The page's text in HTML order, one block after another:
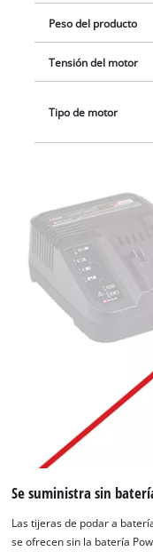
Peso del producto
Tensión del motor
Tipo de motor
Se suministra sin
Las tijeras de podar a
se ofrecen sin la batería